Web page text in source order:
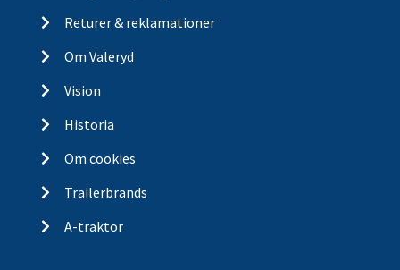
Returer & reklamationer
Om Valeryd
Vision
Historia
Om cookies
Trailerbrands
A-traktor